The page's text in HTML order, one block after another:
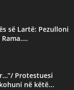
së Lartë: Pezulloni
Protestuesi
në këtë...